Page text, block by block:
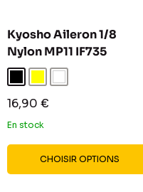
Kyosho Aileron 1/8
Nylon MP11 IF735
Prix
réduit
16,90 €
En stock
CHOISIR OPTIONS